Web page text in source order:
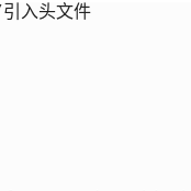
头文件